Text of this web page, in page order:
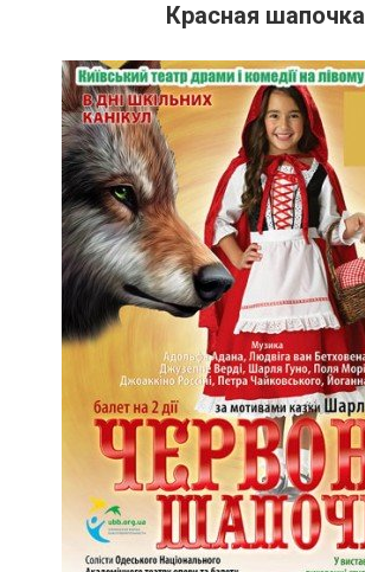
Красная шапочка